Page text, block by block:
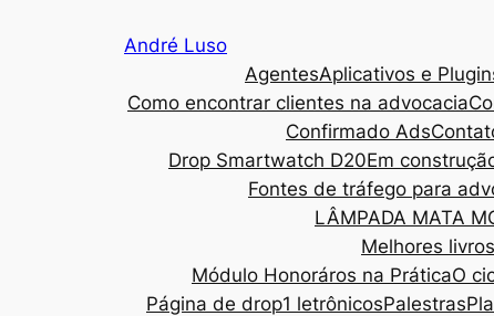
André Luso
AgentesAplicativos e
Como encontrar clientes na advocacia
Confirmado Ads
Drop Smartwatch D20Em
Fontes de tráfego para
LÂMPADA MATA
Melhores
Módulo Honoráros na PráticaO
Página de drop1 letrônicosPalestras